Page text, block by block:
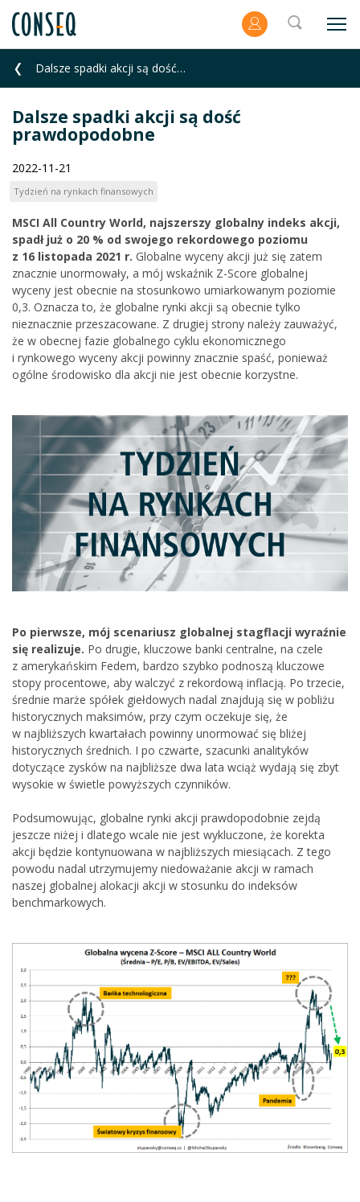
Dalsze spadki akcji są dość prawdopodobne
Dalsze spadki akcji są dość
prawdopodobne
2022-11-21
Tydzień na rynkach finansowych
MSCI All Country World, najszerszy globalny indeks akcji,
spadł już o 20 % od swojego rekordowego poziomu
z 16 listopada 2021 r. Globalne wyceny akcji już się zatem
znacznie unormowały, a mój wskaźnik Z-Score globalnej
wyceny jest obecnie na stosunkowo umiarkowanym poziomie
0,3. Oznacza to, że globalne rynki akcji są obecnie tylko
nieznacznie przeszacowane. Z drugiej strony należy zauważyć,
że w obecnej fazie globalnego cyklu ekonomicznego
i rynkowego wyceny akcji powinny znacznie spaść, ponieważ
ogólne środowisko dla akcji nie jest obecnie korzystne.
Po pierwsze, mój scenariusz globalnej stagflacji wyraźnie
się realizuje. Po drugie, kluczowe banki centralne, na czele
z amerykańskim Fedem, bardzo szybko podnoszą kluczowe
stopy procentowe, aby walczyć z rekordową inflacją. Po trzecie,
średnie marże spółek giełdowych nadal znajdują się w pobliżu
historycznych maksimów, przy czym oczekuje się, że
w najbliższych kwartałach powinny unormować się bliżej
historycznych średnich. I po czwarte, szacunki analityków
dotyczące zysków na najbliższe dwa lata wciąż wydają się zbyt
wysokie w świetle powyższych czynników.
Podsumowując, globalne rynki akcji prawdopodobnie zejdą
jeszcze niżej i dlatego wcale nie jest wykluczone, że korekta
akcji będzie kontynuowana w najbliższych miesiącach. Z tego
powodu nadal utrzymujemy niedoważanie akcji w ramach
naszej globalnej alokacji akcji w stosunku do indeksów
benchmarkowych.